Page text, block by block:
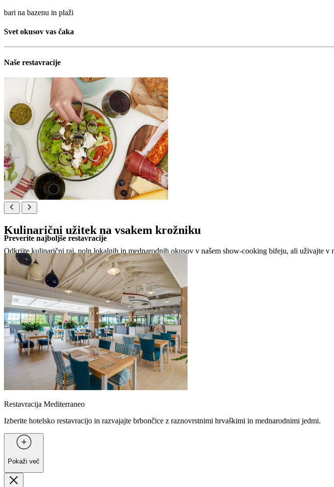
bari na bazenu in plaži
Svet okusov vas čaka
Naše restavracije
Kulinarični užitek na vsakem krožniku
Odkrijte kulinarični raj, poln lokalnih in mednarodnih okusov v našem show-cooking bifeju, ali uživajte v
Preverite najboljše restavracije
Restavracija Mediterraneo
Izberite hotelsko restavracijo in razvajajte brbončice z raznovrstnimi hrvaškimi in mednarodnimi jedmi.
Pokaži več